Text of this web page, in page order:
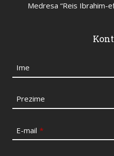
Medresa “Reis Ibrahim-
Ime
Prezime
E-mail *